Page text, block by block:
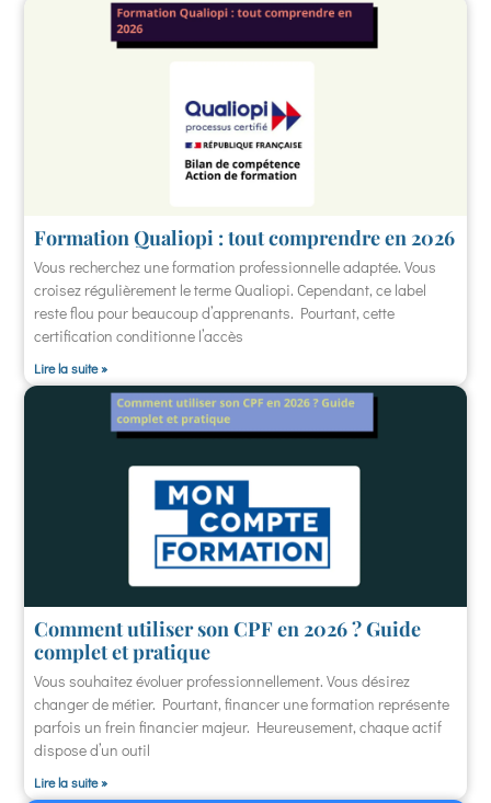
Formation Qualiopi : tout comprendre en 2026
Vous recherchez une formation professionnelle adaptée. Vous
croisez régulièrement le terme Qualiopi. Cependant, ce label
reste flou pour beaucoup d’apprenants. Pourtant, cette
certification conditionne l’accès
Lire la suite »
Comment utiliser son CPF en 2026 ? Guide
complet et pratique
Vous souhaitez évoluer professionnellement. Vous désirez
changer de métier. Pourtant, financer une formation représente
parfois un frein financier majeur. Heureusement, chaque actif
dispose d’un outil
Lire la suite »